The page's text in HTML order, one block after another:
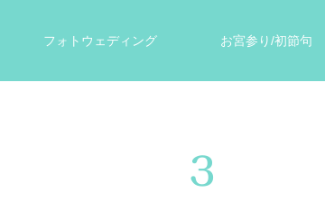
フォトウェディング お宮参り/初節句
3